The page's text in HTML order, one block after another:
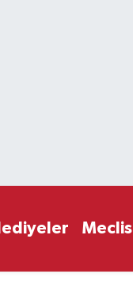
Meclis